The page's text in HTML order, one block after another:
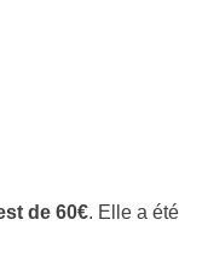
de 60€. Elle a été